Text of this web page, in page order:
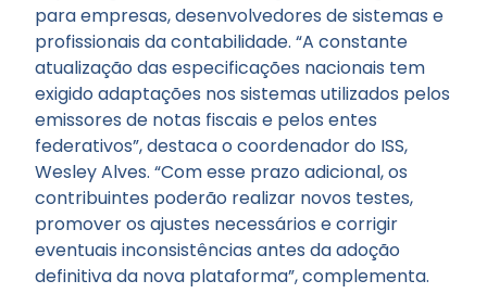
para empresas, desenvolvedores de sistemas e
profissionais da contabilidade. “A constante
atualização das especificações nacionais tem
exigido adaptações nos sistemas utilizados pelos
emissores de notas fiscais e pelos entes
federativos”, destaca o coordenador do ISS,
Wesley Alves. “Com esse prazo adicional, os
contribuintes poderão realizar novos testes,
promover os ajustes necessários e corrigir
eventuais inconsistências antes da adoção
definitiva da nova plataforma”, complementa.